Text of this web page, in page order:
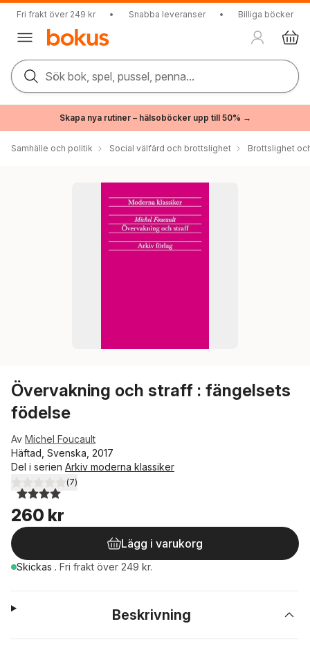
Fri frakt över 249 kr • Snabba leveranser • Billiga böcker
Sök bok, spel, pussel, penna...
Skapa nya rutiner – hälsoböcker upp till 50% →
Samhälle och politik Social välfärd och brottslighet Brottslighet
Övervakning och straff : fängelsets
födelse
Av Michel Foucault
Häftad, Svenska, 2017
Del i serien Arkiv moderna klassiker
4,0utav 5 stjärnor. Totalt antal röster:
(7)
260 kr
Lägg i varukorg
Skickas . Fri frakt över 249 kr.
Beskrivning